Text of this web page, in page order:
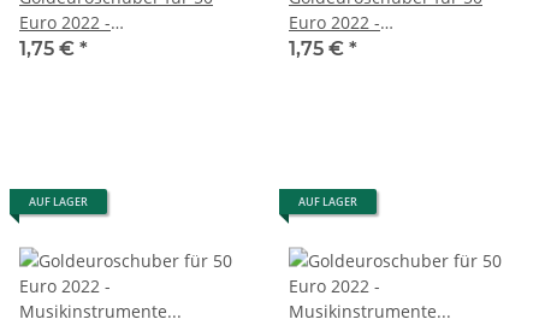
Euro 2022 -
Musikinstrumente -
1,75 € *
Euro 2022 -
Musikinstrumente -
1,75 € *
AUF LAGER AUF LAGER